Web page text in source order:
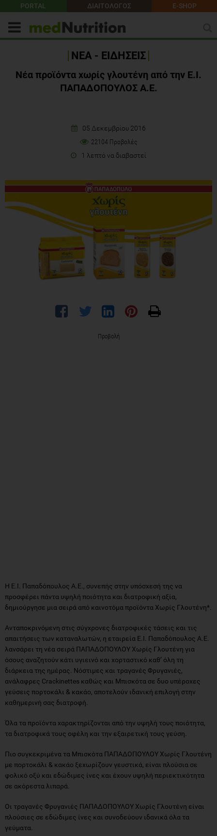
PORTAL ΔΙΑΙΤΟΛΟΓΟΣ E-SHOP
ΝΕΑ - ΕΙΔΗΣΕΙΣ
Νέα προϊόντα χωρίς γλουτένη από την Ε.Ι.
ΠΑΠΑΔΟΠΟΥΛΟΣ Α.Ε.
05 Δεκεμβρίου 2016
22104 Προβολές
1 λεπτό να διαβαστεί
Προβολή
Η Ε.Ι. Παπαδόπουλος Α.Ε., συνεπής στην υπόσχεσή της να
προσφέρει πάντα υψηλή ποιότητα και διατροφική αξία,
δημιούργησε μια σειρά από καινοτόμα προϊόντα Χωρίς Γλουτένη*.
Ανταποκρινόμενη στις σύγχρονες διατροφικές τάσεις και τις
απαιτήσεις των καταναλωτών, η εταιρεία Ε.Ι. Παπαδόπουλος Α.Ε.
λανσάρει τη νέα σειρά ΠΑΠΑΔΟΠΟΥΛΟΥ Χωρίς Γλουτένη για
όσους αναζητούν κάτι υγιεινό και χορταστικό καθ’ όλη τη
διάρκεια της ημέρας. Νόστιμες και τραγανές Φρυγανιές,
ανάλαφρες Crackinettes καθώς και Μπισκότα σε δυο υπέροχες
γεύσεις πορτοκάλι & κακάο, αποτελούν ιδανική επιλογή στην
καθημερινή σας διατροφή.
Όλα τα προϊόντα χαρακτηρίζονται από την υψηλή τους ποιότητα,
τα διατροφικά τους οφέλη και την εξαιρετική τους γεύση.
Πιο συγκεκριμένα τα Μπισκότα ΠΑΠΑΔΟΠΟΥΛΟΥ Χωρίς Γλουτένη
με πορτοκάλι & κακάο ξεχωρίζουν γευστικά, είναι πλούσια σε
φολικό οξύ και εδώδιμες ίνες και έχουν υψηλή περιεκτικότητα
σε ακόρεστα λιπαρά.
Οι τραγανές Φρυγανιές ΠΑΠΑΔΟΠΟΥΛΟΥ Χωρίς Γλουτένη είναι
πλούσιες σε εδώδιμες ίνες και συνοδεύουν ιδανικά όλα τα
γεύματα.